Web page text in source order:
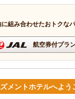
組み合わせたおトクな
航空券付プラ
メントホテルへよう